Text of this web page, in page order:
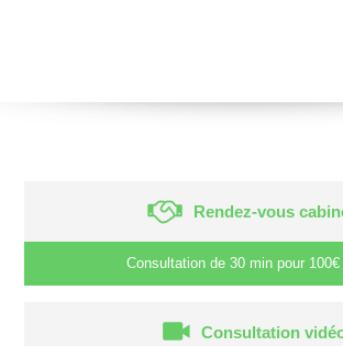
Rendez-vous
Consultation de 30 min pour 100€
Consultation